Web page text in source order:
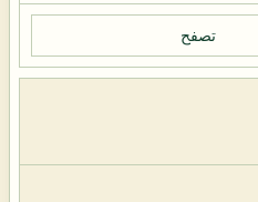
تصفح